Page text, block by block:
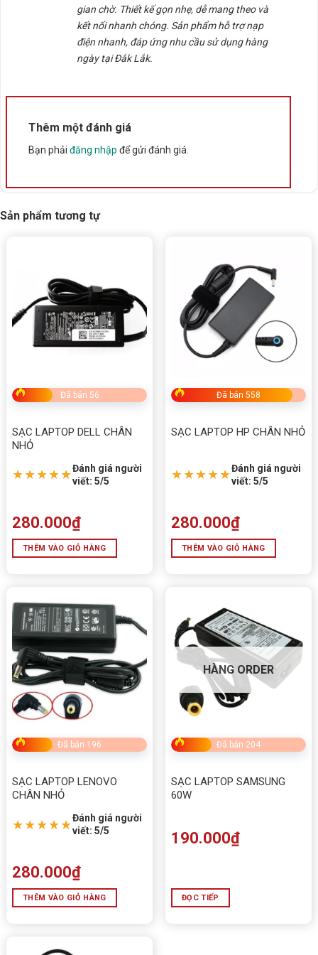
Thông số kỹ thuật
gian chờ. Thiết kế gọn nhẹ, dễ mang theo và
kết nối nhanh chóng. Sản phẩm hỗ trợ nạp
điện nhanh, đáp ứng nhu cầu sử dụng hàng
ngày tại Đắk Lắk.
Thêm một đánh giá
Bạn phải đăng nhập để gửi đánh giá.
Sản phẩm tương tự
Đã bán 56
SẠC LAPTOP DELL CHÂN
NHỎ
★★★★★Đánh giá người
viết: 5/5
280.000₫
THÊM VÀO GIỎ HÀNG
Đã bán 558
SẠC LAPTOP HP CHÂN NHỎ
★★★★★Đánh giá người
viết: 5/5
280.000₫
THÊM VÀO GIỎ HÀNG
Đã bán 196
SẠC LAPTOP LENOVO
CHÂN NHỎ
★★★★★Đánh giá người
viết: 5/5
280.000₫
THÊM VÀO GIỎ HÀNG
HÀNG ORDER
Đã bán 204
SẠC LAPTOP SAMSUNG
60W
190.000₫
ĐỌC TIẾP